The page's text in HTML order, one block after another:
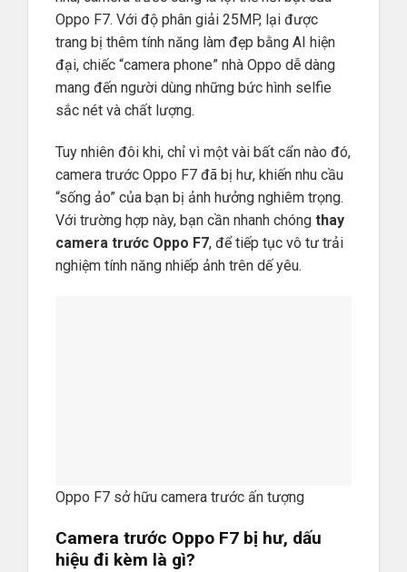
Oppo F7. Với độ phân giải 25MP, lại được
trang bị thêm tính năng làm đẹp bằng AI hiện
đại, chiếc “camera phone” nhà Oppo dễ dàng
mang đến người dùng những bức hình selfie
sắc nét và chất lượng.
Tuy nhiên đôi khi, chỉ vì một vài bất cẩn nào đó,
camera trước Oppo F7 đã bị hư, khiến nhu cầu
“sống ảo” của bạn bị ảnh hưởng nghiêm trọng.
Với trường hợp này, bạn cần nhanh chóng thay
camera trước Oppo F7, để tiếp tục vô tư trải
nghiệm tính năng nhiếp ảnh trên dế yêu.
Oppo F7 sở hữu camera trước ấn tượng
Camera trước Oppo F7 bị hư, dấu
hiệu đi kèm là gì?